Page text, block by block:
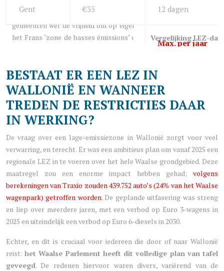
Vergelijking LEZ-
Gent €35 12 dagen
BESTAAT ER EEN LEZ IN
WALLONIË EN WANNEER
TREDEN DE RESTRICTIES DAAR
IN WERKING?
De vraag over een lage-emissiezone in Wallonië zorgt voor veel
verwarring, en terecht. Er was een ambitieus plan om vanaf 2025 een
regionale LEZ in te voeren over het hele Waalse grondgebied. Deze
maatregel zou een enorme impact hebben gehad; volgens
berekeningen van Traxio zouden 439.752 auto’s (24% van het Waalse
wagenpark) getroffen worden. De geplande uitfasering was streng
en liep over meerdere jaren, met een verbod op Euro 3-wagens in
2025 en uiteindelijk een verbod op Euro 6-diesels in 2030.
Echter, en dit is cruciaal voor iedereen die door of naar Wallonië
reist:het Waalse Parlement heeft dit volledige plan van tafel
geveegd. De redenen hiervoor waren divers, variërend van de